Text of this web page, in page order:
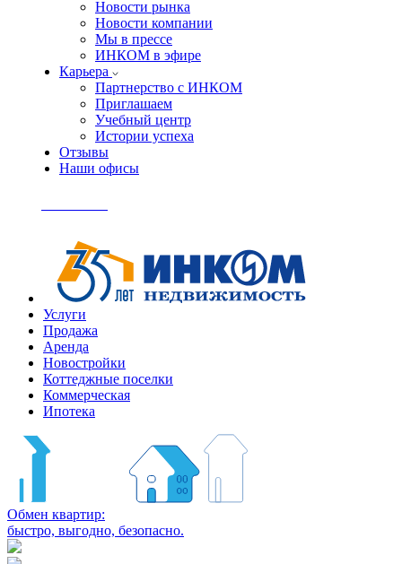
Новости рынка
Новости компании
Мы в прессе
ИНКОМ в эфире
Карьера
Партнерство с ИНКОМ
Приглашаем
Учебный центр
Истории успеха
Отзывы
Наши офисы
Услуги
Продажа
Аренда
Новостройки
Коттеджные поселки
Коммерческая
Ипотека
Обмен квартир:
быстро, выгодно, безопасно.